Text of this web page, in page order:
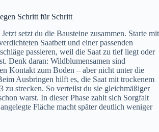
Schritt für Schritt
setzt du die Bausteine zusammen. Starte mit
Saatbett und einer passenden
passieren, weil die Saat zu tief liegt oder
Denk daran: Wildblumensamen sind
Kontakt zum Boden – aber nicht unter die
Ausbringen hilft es, die Saat mit trockenem
zu strecken. So verteilst du sie gleichmäßiger
warst. In dieser Phase zahlt sich Sorgfalt
Fläche macht später deutlich weniger